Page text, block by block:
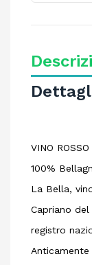
VINO ROSSO
100%
La Bella,
Capriano
registro
Anticamente